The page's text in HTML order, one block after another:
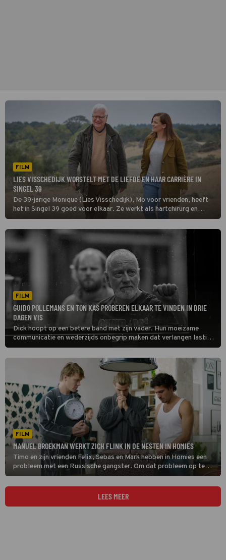
FILM
LIES VISSCHEDIJK WORSTELT MET DE LIEFDE EN HAAR CARRIÈRE IN
SINGEL 39
De 39-jarige Monique (Lies Visschedijk), Mo voor vrienden, heeft
het in Singel 39 goed voor elkaar. Ze werkt als hartchirurg en
woont in een mooi pand aan de Singel in Den Haag.
FILM
GUIDO POLLEMANS EN TON KAS PROBEREN ELKAAR TE VINDEN IN DRIE
DAGEN VIS
Dick hoopt op een betere band met zijn vader. Hun moeizame
communicatie en wederzijds onbegrip maken dat verlangen lastig
te vervullen in Drie Dagen Vis.
FILM
MANUEL BROEKMAN WERKT ZICH FLINK IN DE NESTEN IN HOMIES
Timo en zijn vrienden Felix, Sebas en Mark hebben in Homies een
probleem met een Russische gangster. Om dat probleem op te
lossen moeten ze 22 kilo cocaïne verkopen. Ga er maar aan staan.
LEES MEER